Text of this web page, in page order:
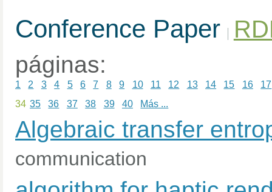
Conference Paper
páginas:
1 2 3 4 5 6 7 8 9 10 11 12 13 14 15 16
17
34 35 36 37 38 39 40 Más ...
Algebraic transfer
communication